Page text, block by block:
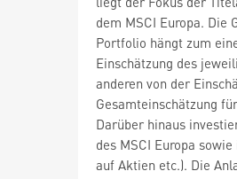
dem MSCI Europa.
Portfolio hängt zum
Einschätzung des
anderen von der
Gesamteinschätzung
Darüber hinaus
des MSCI Europa
auf Aktien etc.). Die